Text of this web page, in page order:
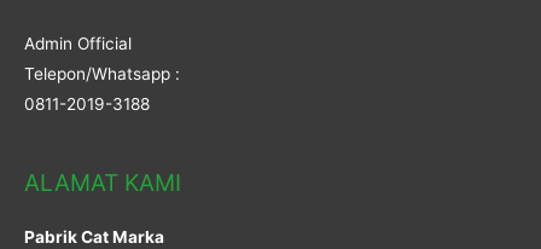
Admin Official
Telepon/Whatsapp :
0811-2019-3188
ALAMAT KAMI
Pabrik Cat Marka